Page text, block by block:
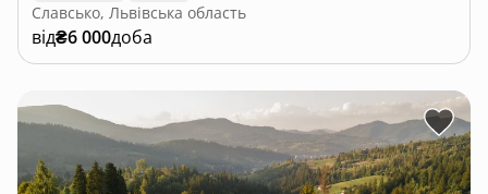
Славсько, Львівська область
від₴6 000доба